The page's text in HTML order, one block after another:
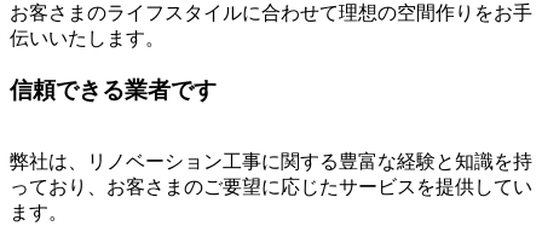
お客さまのライフスタイルに合わせて理想の空間作りをお手
伝いいたします。
信頼できる業者です
弊社は、リノベーション工事に関する豊富な経験と知識を持
っており、お客さまのご要望に応じたサービスを提供してい
ます。